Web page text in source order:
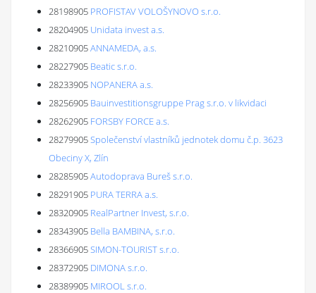
28198905 PROFISTAV VOLOŠYNOVO s.r.o.
28204905 Unidata invest a.s.
28210905ANNAMEDA, a.s.
28227905 Beatic s.r.o.
28233905 NOPANERA a.s.
28256905 Bauinvestitionsgruppe Prag s.r.o. v likvidaci
28262905 FORSBY FORCE a.s.
28279905Společenství vlastníků jednotek domu č.p. 3623
Obeciny X, Zlín
28285905Autodoprava Bureš s.r.o.
28291905 PURA TERRA a.s.
28320905 RealPartner Invest, s.r.o.
28343905 Bella BAMBINA, s.r.o.
28366905SIMON-TOURIST s.r.o.
28372905 DIMONA s.r.o.
28389905 MIROOL s.r.o.